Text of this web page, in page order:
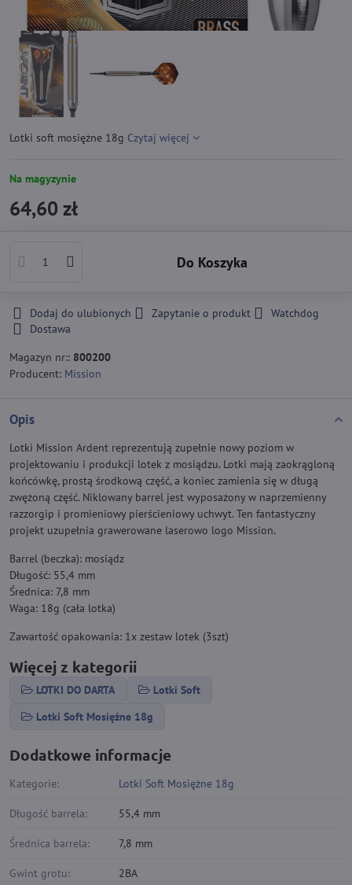
Lotki soft mosiężne 18g Czytaj więcej
Na magyzynie
64,60 zł
Do Koszyka
Dodaj do ulubionych Zapytanie o produkt
Watchdog
Dostawa
Magazyn nr:: 800200
Producent: Mission
Opis
Lotki Mission Ardent reprezentują zupełnie nowy poziom w
projektowaniu i produkcji lotek z mosiądzu. Lotki mają zaokrągloną
końcówkę, prostą środkową część, a koniec zamienia się w długą
zwężoną część. Niklowany barrel jest wyposażony w naprzemienny
razzorgip i promieniowy pierścieniowy uchwyt. Ten fantastyczny
projekt uzupełnia grawerowane laserowo logo Mission.
Barrel (beczka): mosiądz
Długość: 55,4 mm
Średnica: 7,8 mm
Waga: 18g (cała lotka)
Zawartość opakowania: 1x zestaw lotek (3szt)
Więcej z kategorii
LOTKI DO DARTA
Lotki Soft
Lotki Soft Mosiężne 18g
Dodatkowe informacje
Kategorie: Lotki Soft Mosiężne 18g
Długość barrela: 55,4 mm
Średnica barrela: 7,8 mm
Gwint grotu: 2BA